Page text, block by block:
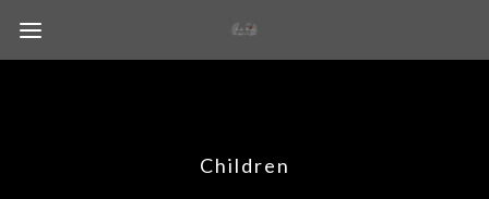
Children